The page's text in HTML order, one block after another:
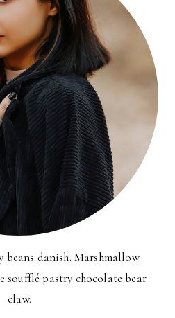
danish. Marshmallow
soufflé pastry chocolate bear
claw.